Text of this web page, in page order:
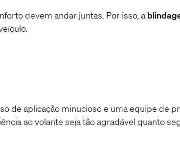
devem andar juntas. Por isso, a
de aplicação minucioso e uma equipe de
ao volante seja tão agradável quanto